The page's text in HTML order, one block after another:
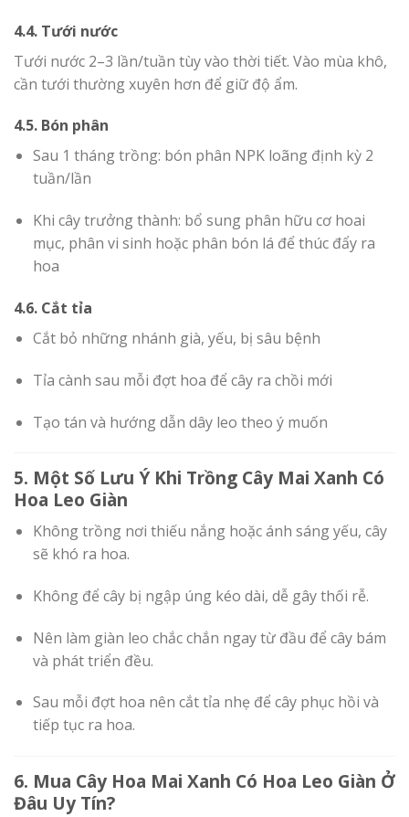
4.4. Tưới nước
Tưới nước 2–3 lần/tuần tùy vào thời tiết. Vào mùa khô,
cần tưới thường xuyên hơn để giữ độ ẩm.
4.5. Bón phân
Sau 1 tháng trồng: bón phân NPK loãng định kỳ 2
tuần/lần
Khi cây trưởng thành: bổ sung phân hữu cơ hoai
mục, phân vi sinh hoặc phân bón lá để thúc đẩy ra
hoa
4.6. Cắt tỉa
Cắt bỏ những nhánh già, yếu, bị sâu bệnh
Tỉa cành sau mỗi đợt hoa để cây ra chồi mới
Tạo tán và hướng dẫn dây leo theo ý muốn
5. Một Số Lưu Ý Khi Trồng Cây Mai Xanh Có
Hoa Leo Giàn
Không trồng nơi thiếu nắng hoặc ánh sáng yếu, cây
sẽ khó ra hoa.
Không để cây bị ngập úng kéo dài, dễ gây thối rễ.
Nên làm giàn leo chắc chắn ngay từ đầu để cây bám
và phát triển đều.
Sau mỗi đợt hoa nên cắt tỉa nhẹ để cây phục hồi và
tiếp tục ra hoa.
6. Mua Cây Hoa Mai Xanh Có Hoa Leo Giàn Ở
Đâu Uy Tín?